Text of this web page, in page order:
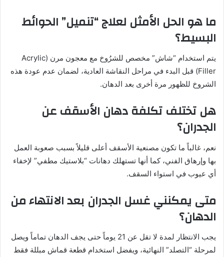
ما هو الحل الأمثل لعلاج “تنميل” الحوائط
البسيط؟
يتم استخدام “شاش” مخصص للشرُوخ مع معجون مرن (Acrylic
Filler) قبل البدء في مراحل النقاشة العادية، لضمان عدم عودة هذه
الشروخ للظهور مرة أخرى بعد الدهان.
هل تختلف تكلفة دهان الأسقف عن
الجدران؟
نعم، غالباً ما تكون مصنعية الأسقف أعلى قليلاً بسبب صعوبة العمل
بها وإرهاق الفني، كما أنها تستهلك دهانات “بلاستيك مطفي” لإخفاء
أي عيوب في استواء السقف.
متى يمكنني غسل الجدران بعد الانتهاء من
الدهان؟
يجب الانتظار لمدة لا تقل عن 21 يوماً حتى يجف الدهان تماماً ويصل
لمرحلة “التصلد” النهائية، ويفضل استخدام قطعة قماش مبللة فقط